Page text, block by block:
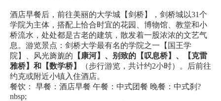
酒店早餐后，前往美丽的大学城【剑桥】，剑桥城以31个
学院为主体，搭配上恰合时宜的花园、博物馆、教堂和小
桥流水，处处都是古老的建筑，散发着一股浓浓的文艺气
息。游览景点：剑桥大学最有名的学院之一【国王学
院】、风光旖旎的 【康河】、别致的【叹息桥】、【克雷
雅桥】和【数学桥】
（步行游览，共计约2小时）。后前往
约克或附近小镇入住酒店。
餐饮： 早餐：酒店早餐 午餐：中式团餐 晚餐：中式刹?
nbsp;